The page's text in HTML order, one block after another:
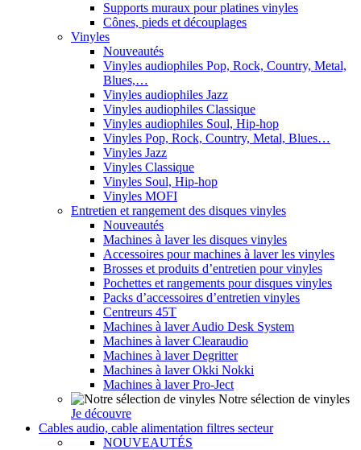
Supports muraux pour platines vinyles
Cônes, pieds et découplages
Vinyles
Nouveautés
Vinyles audiophiles Pop, Rock, Country, Metal,
Blues,…
Vinyles audiophiles Jazz
Vinyles audiophiles Classique
Vinyles audiophiles Soul, Hip-hop
Vinyles Pop, Rock, Country, Metal, Blues…
Vinyles Jazz
Vinyles Classique
Vinyles Soul, Hip-hop
Vinyles MOFI
Entretien et rangement des disques vinyles
Nouveautés
Machines à laver les disques vinyles
Accessoires pour machines à laver les vinyles
Brosses et produits d’entretien pour vinyles
Pochettes et rangements pour disques vinyles
Packs d’accessoires d’entretien vinyles
Centreurs 45T
Machines à laver Audio Desk System
Machines à laver Clearaudio
Machines à laver Degritter
Machines à laver Okki Nokki
Machines à laver Pro-Ject
Notre sélection de vinyles
Je découvre
Cables audio, cable alimentation filtres secteur
NOUVEAUTÉS